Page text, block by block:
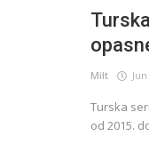
Milt
Turska
od 2015.